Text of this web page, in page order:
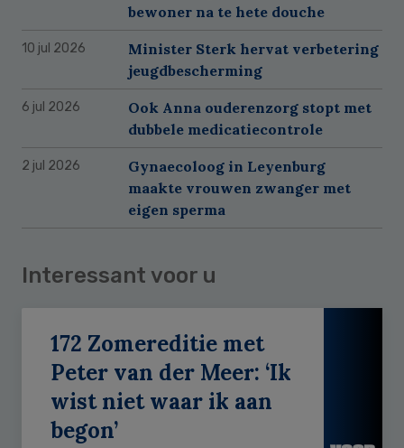
bewoner na te hete douche
10 jul 2026
Minister Sterk hervat verbetering
jeugdbescherming
6 jul 2026
Ook Anna ouderenzorg stopt met
dubbele medicatiecontrole
2 jul 2026
Gynaecoloog in Leyenburg
maakte vrouwen zwanger met
eigen sperma
Interessant voor u
172 Zomereditie met
Peter van der Meer: ‘Ik
wist niet waar ik aan
begon’